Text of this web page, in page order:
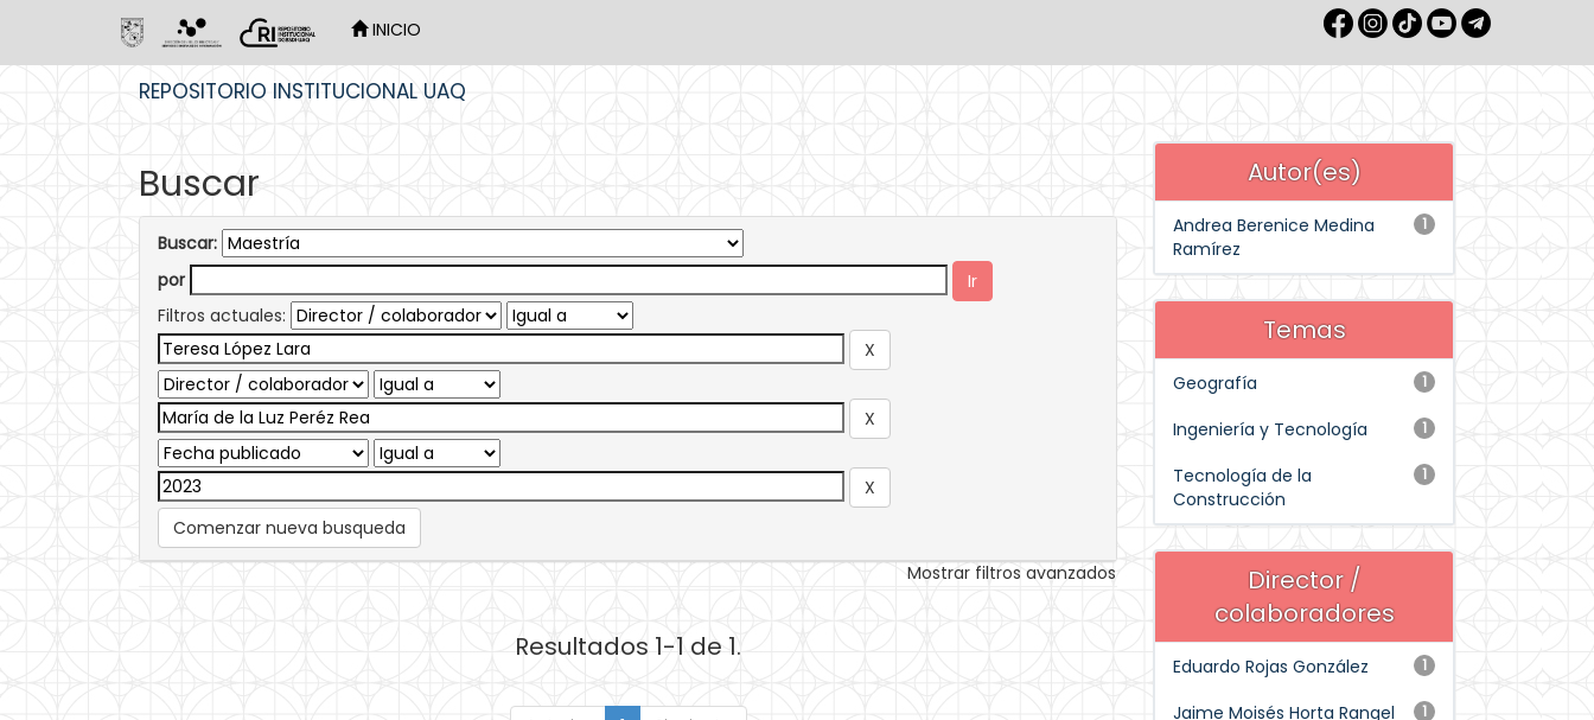
INICIO
REPOSITORIO INSTITUCIONAL UAQ
Buscar
Buscar:
por
Filtros actuales:
Comenzar nueva busqueda
Mostrar filtros avanzados
Resultados 1-1 de 1.
Autor(es)
1
Andrea Berenice Medina
Ramírez
Temas
1
Geografía
1
Ingeniería y Tecnología
1
Tecnología de la
Construcción
Director /
colaboradores
1
Eduardo Rojas González
1
Jaime Moisés Horta Rangel